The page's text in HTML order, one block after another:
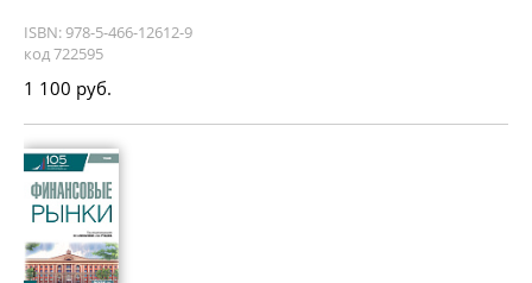
ISBN: 978-5-466-12612-9
код 722595
1 100 руб.